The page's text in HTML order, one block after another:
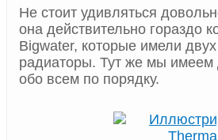
Не стоит удивляться
она действительно гораздо
Bigwater, которые имели
радиаторы. Тут же мы имеем
обо всем по порядку.